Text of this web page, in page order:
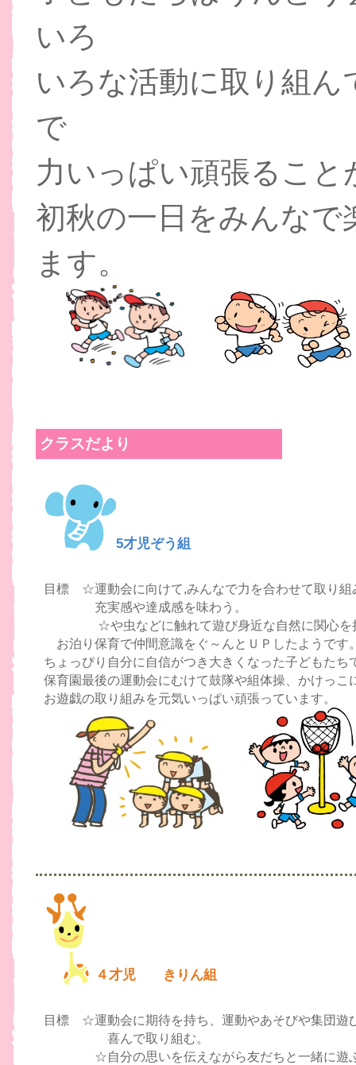
いろ
いろな活動に取り組
で
力いっぱい頑張るこ
初秋の一日をみんな
ます。
クラスだより
5才児ぞう組
目標 ☆運動会に向けて,みんなで力を合わせて取り組
充実感や達成感を味わう。
☆や虫などに触れて遊び身近な自然に関心を
お泊り保育で仲間意識をぐ～んとＵＰしたようです
ちょっぴり自分に自信がつき大きくなった子どもたち
保育園最後の運動会にむけて鼓隊や組体操、かけっこ
お遊戯の取り組みを元気いっぱい頑張っています。
４才児 きりん組
目標 ☆運動会に期待を持ち、運動やあそびや集団遊
喜んで取り組む。
☆自分の思いを伝えながら友だちと一緒に遊